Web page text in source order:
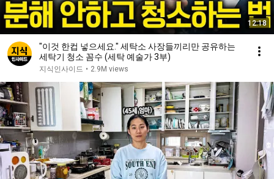
12:18
"이것 한컵 넣으세요." 세탁소 사장들끼리만 공유하는
세탁기 청소 꼼수 (세탁 예술가 3부)
지식인사이드 • 2.9M views